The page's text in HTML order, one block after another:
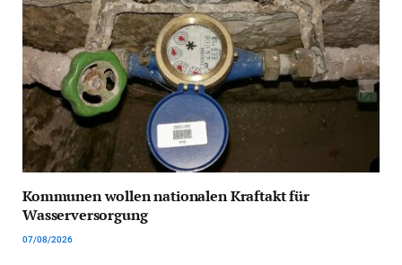
Kommunen wollen nationalen Kraftakt für
Wasserversorgung
07/08/2026